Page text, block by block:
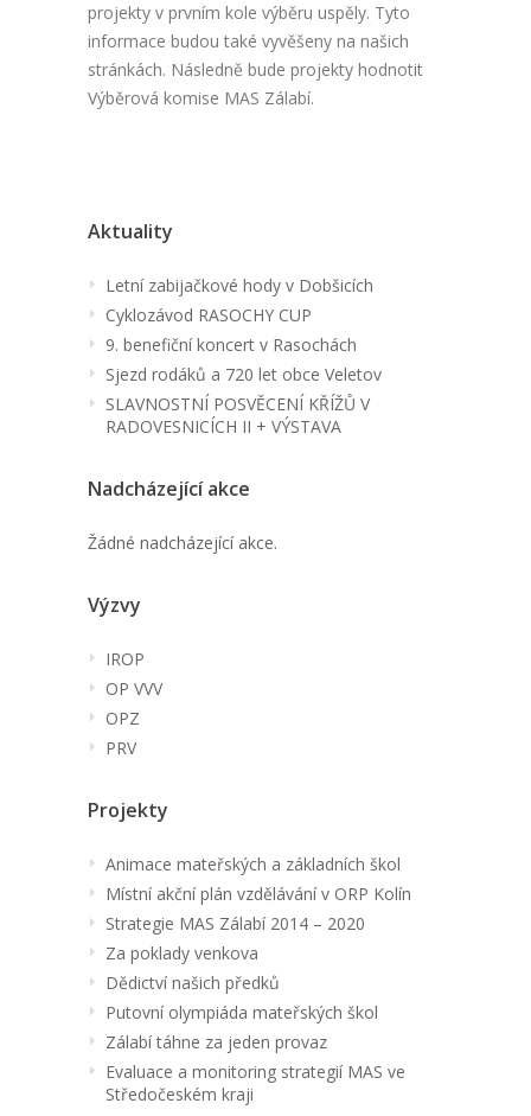
projekty v prvním kole výběru uspěly. Tyto
informace budou také vyvěšeny na našich
stránkách. Následně bude projekty hodnotit
Výběrová komise MAS Zálabí.
Aktuality
Letní zabijačkové hody v Dobšicích
Cyklozávod RASOCHY CUP
9. benefiční koncert v Rasochách
Sjezd rodáků a 720 let obce Veletov
SLAVNOSTNÍ POSVĚCENÍ KŘÍŽŮ V
RADOVESNICÍCH II + VÝSTAVA
Nadcházející akce
Žádné nadcházející akce.
Výzvy
IROP
OP VVV
OPZ
PRV
Projekty
Animace mateřských a základních škol
Místní akční plán vzdělávání v ORP Kolín
Strategie MAS Zálabí 2014 – 2020
Za poklady venkova
Dědictví našich předků
Putovní olympiáda mateřských škol
Zálabí táhne za jeden provaz
Evaluace a monitoring strategií MAS ve
Středočeském kraji